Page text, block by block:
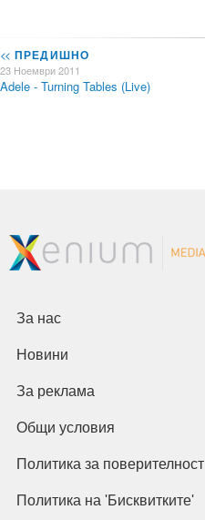
<< ПРЕДИШНО
23 Ноември 2011
Adele - Turning Tables (Live)
За нас
Новини
За реклама
Общи условия
Политика за поверителност
Политика на 'Бисквитките'